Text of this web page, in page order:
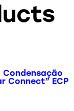
Condensação
Connect” ECP